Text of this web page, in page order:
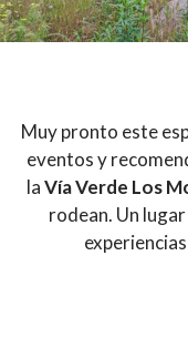
Muy pronto este
eventos y
laVía Verde Los
rodean. Un